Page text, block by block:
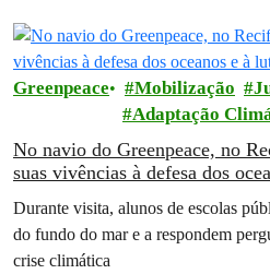
Greenpeace Mobilização
Adaptação
No navio do Greenpeace, no
suas vivências à defesa dos
Durante visita, alunos de escolas
do fundo do mar e a respondem
crise climática